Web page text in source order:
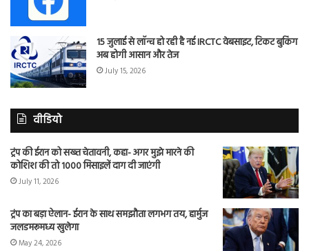
15 जुलाई से लॉन्च हो रही है नई IRCTC वेबसाइट, टिकट बुकिंग
अब होगी आसान और तेज
July 15, 2026
वीडियो
ट्रंप की ईरान को सख्त चेतावनी, कहा- अगर मुझे मारने की
कोशिश की तो 1000 मिसाइलें दाग दी जाएंगी
July 11, 2026
ट्रंप का बड़ा ऐलान- ईरान के साथ समझौता लगभग तय, हार्मुज
जलडमरूमध्य खुलेगा
May 24, 2026